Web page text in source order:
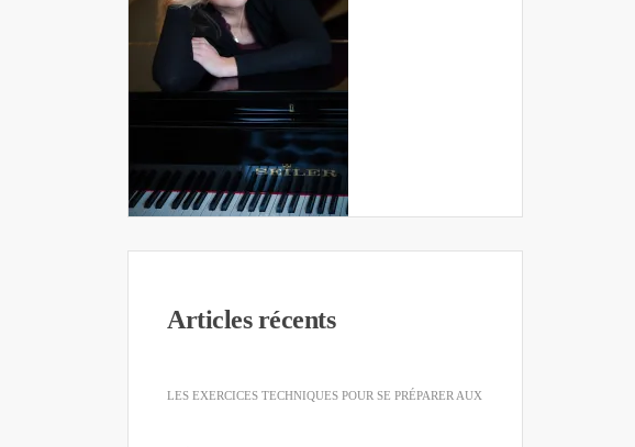
Articles récents
LES EXERCICES TECHNIQUES POUR SE PRÉPARER AUX